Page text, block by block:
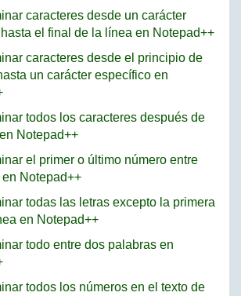
caracteres desde un carácter
el final de la línea en Notepad++
caracteres desde el principio de
un carácter específico en
todos los caracteres después de
Notepad++
el primer o último número entre
Notepad++
todas las letras excepto la primera
en Notepad++
todo entre dos palabras en
todos los números en el texto de